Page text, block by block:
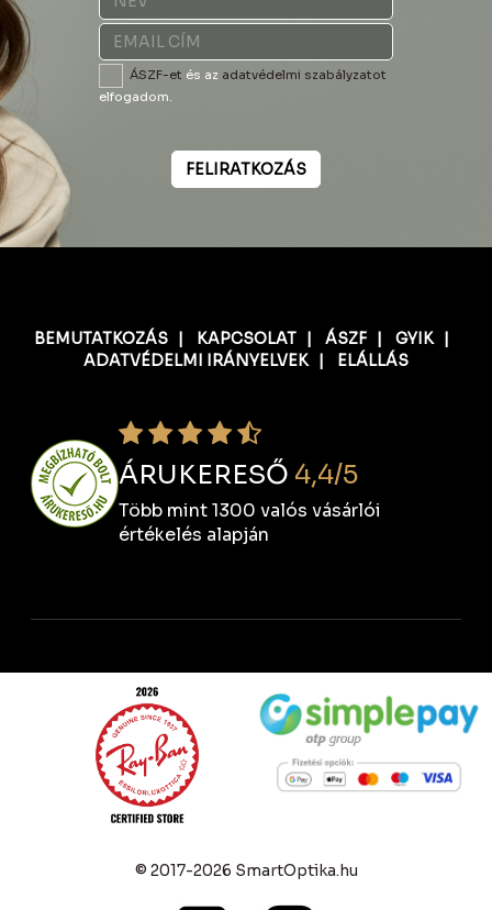
ÁSZF-et és az adatvédelmi szabályzatot
elfogadom.
FELIRATKOZÁS
BEMUTATKOZÁS| KAPCSOLAT| ÁSZF| GYIK|
ADATVÉDELMI IRÁNYELVEK| ELÁLLÁS
ÁRUKERESŐ 4,4/5
Több mint 1300 valós vásárlói
értékelés alapján
© 2017-2026 SmartOptika.hu